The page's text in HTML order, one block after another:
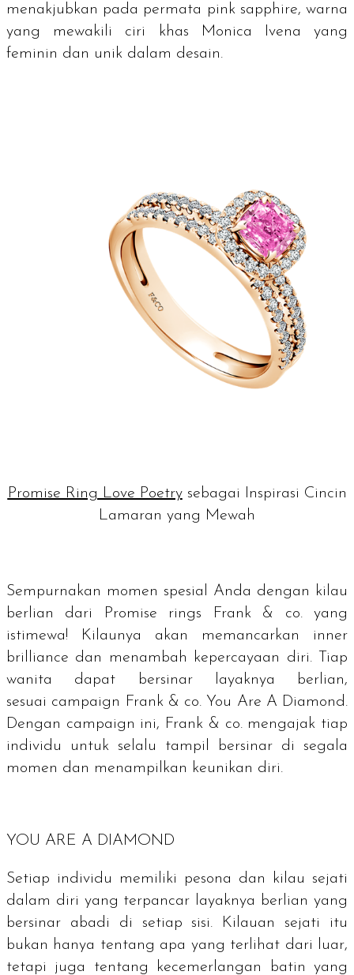
menakjubkan pada permata pink sapphire, warna
yang mewakili ciri khas Monica Ivena yang
feminin dan unik dalam desain.
Promise Ring Love Poetrysebagai Inspirasi Cincin
Lamaran yang Mewah
Sempurnakan momen spesial Anda dengan kilau
berlian dari
Promise rings Frank & co. yang
istimewa! Kilaunya akan memancarkan inner
brilliance dan menambah kepercayaan diri. Tiap
wanita dapat bersinar layaknya berlian,
sesuai campaign Frank & co. You Are A Diamond .
Dengan campaign ini, Frank & co. mengajak tiap
individu untuk selalu tampil bersinar di segala
momen dan menampilkan keunikan diri.
YOU ARE A DIAMOND
Setiap individu memiliki pesona dan kilau sejati
dalam diri yang terpancar layaknya berlian yang
bersinar abadi di setiap sisi. Kilauan sejati itu
bukan hanya tentang apa yang terlihat dari luar,
tetapi juga tentang kecemerlangan batin yang